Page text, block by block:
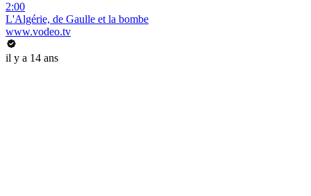
2:00
L'Algérie, de Gaulle et la bombe
www.vodeo.tv
il y a 14 ans